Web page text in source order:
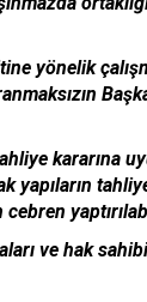
yönelik
kararına
yapıların
cebren
ve hak